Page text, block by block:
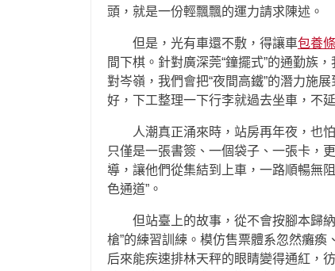
頭，就是一份輕飄飄的運力請求陳述。
但是，光有車還不敷，得讓車包養
間下棋。針對廣深莞“鐘擺式”的通勤族
對岑嶺，我們會把“夜間高鐵”的潛力施
好，下工整理一下行李就過去坐車，不
人潮真正涌來時，站房再年夜，也
只僅是一張書簽、一個袋子、一張卡，
導，讓他們從集結到上車，一路順暢無
色通道”。
但站臺上的故事，從不會按腳本歸
槍”的練習訓練。模仿售票體系忽然癱
后來能疾速排林天秤的眼睛變得通紅，